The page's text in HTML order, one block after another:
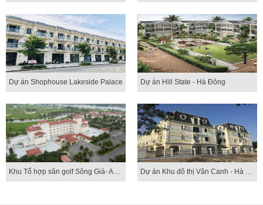
Dự án Shophouse Lakeside Palace Dự án Hill State - Hà Đông
Khu Tổ hợp sân golf Sông Giá- Amco Dự án Khu đô thị Vân Canh - Hà Nội